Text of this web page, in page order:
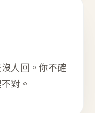
人回。你不確
對。